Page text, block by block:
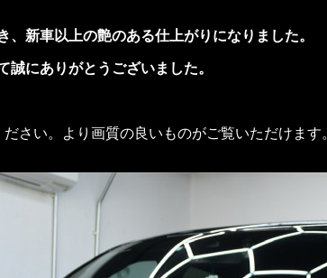
新車以上の艶のある仕上がりになりました。
にありがとうございました。
さい。より画質の良いものがご覧いただけます。